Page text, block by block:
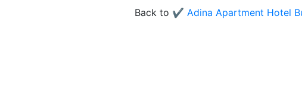
Back to ✔️ Adina Apartment Hotel